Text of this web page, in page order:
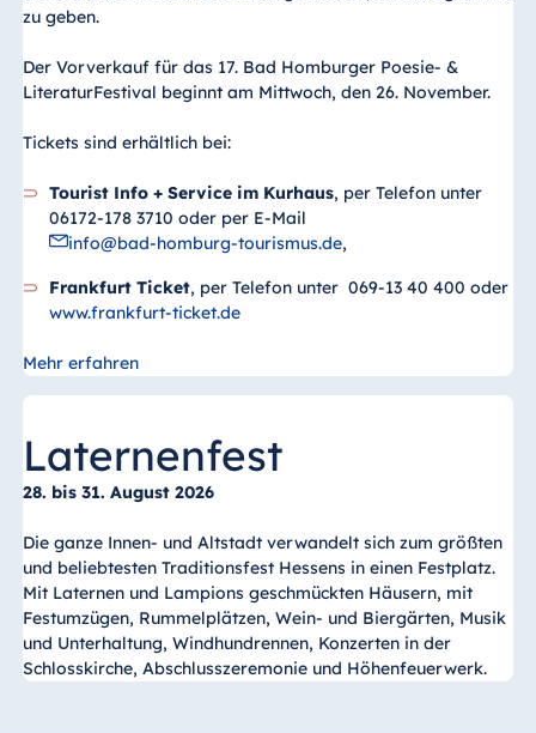
zu geben.
Der Vorverkauf für das 17. Bad Homburger Poesie- &
LiteraturFestival beginnt am Mittwoch, den 26. November.
Tickets sind erhältlich bei:
Tourist Info + Service im Kurhaus, per Telefon unter
06172-178 3710 oder per E-Mail
info@bad-homburg-tourismus.de,
Frankfurt Ticket, per Telefon unter 069-13 40 400 oder
www.frankfurt-ticket.de
Mehr erfahren
Laternenfest
28. bis 31. August 2026
Die ganze Innen- und Altstadt verwandelt sich zum größten
und beliebtesten Traditionsfest Hessens in einen Festplatz.
Mit Laternen und Lampions geschmückten Häusern, mit
Festumzügen, Rummelplätzen, Wein- und Biergärten, Musik
und Unterhaltung, Windhundrennen, Konzerten in der
Schlosskirche, Abschlusszeremonie und Höhenfeuerwerk.